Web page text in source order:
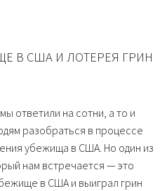
В США И ЛОТЕРЕЯ ГРИН
ответили на сотни, а то и
разобраться в процессе
убежища в США. Но один из
нам встречается — это
в США и выиграл грин